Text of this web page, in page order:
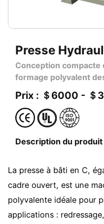
Presse
Conception compacte
formage polyvalent
Prix : ＄6000 - ＄
Description du produit
La presse à bâti en C,
cadre ouvert, est une
polyvalente idéale pour
applications :